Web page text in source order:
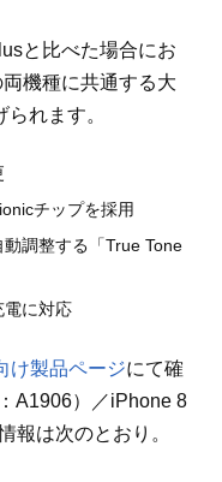
と比べた場合にお
機種に共通する大
れます。
チップを採用
調整する「True Tone
電に対応
け製品ページにて確
A1906）／iPhone 8
報は次のとおり。